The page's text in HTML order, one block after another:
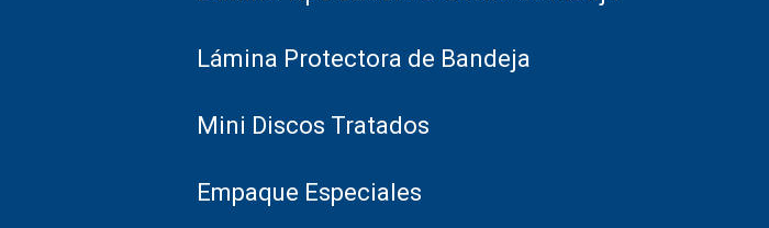
Lámina Protectora de Bandeja
Mini Discos Tratados
Empaque Especiales